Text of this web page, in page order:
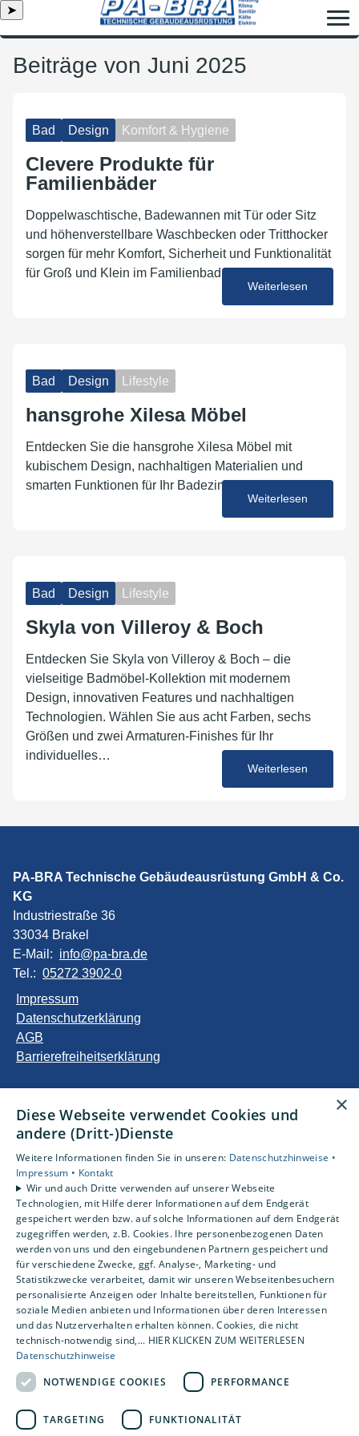
➤
Beiträge von Juni 2025
Bad Design Komfort & Hygiene
Clevere Produkte für
Familienbäder
Doppelwaschtische, Badewannen mit Tür oder Sitz
und höhenverstellbare Waschbecken oder Tritthocker
sorgen für mehr Komfort, Sicherheit und Funktionalität
für Groß und Klein im Familienbad.
Weiterlesen
Bad Design Lifestyle
hansgrohe Xilesa Möbel
Entdecken Sie die hansgrohe Xilesa Möbel mit
kubischem Design, nachhaltigen Materialien und
smarten Funktionen für Ihr Badezimme
Weiterlesen
Bad Design Lifestyle
Skyla von Villeroy & Boch
Entdecken Sie Skyla von Villeroy & Boch – die
vielseitige Badmöbel-Kollektion mit modernem
Design, innovativen Features und nachhaltigen
Technologien. Wählen Sie aus acht Farben, sechs
Größen und zwei Armaturen-Finishes für Ihr
individuelles…
Weiterlesen
PA-BRA Technische Gebäudeausrüstung GmbH & Co.
KG
Industriestraße 36
33034 Brakel
E-Mail: info@pa-bra.de
Tel.: 05272 3902-0
Impressum
Datenschutzerklärung
AGB
Barrierefreiheitserklärung
Privatkunden
Gewerbekunden
Karriere
Unternehmen
Kontakt
Um externe HTML-Inhalte anzuzeigen, benötigen wir
Ihre Einwilligung.
Weitere Informationen finden Sie in unserer
Datenschutzerklärung.
Cookie-Einstellungen öffnen
×
Diese Webseite verwendet Cookies und
andere (Dritt-)Dienste
Weitere Informationen finden Sie in unseren: Datenschutzhinweise •
Impressum • Kontakt
Wir und auch Dritte verwenden auf unserer Webseite
Technologien, mit Hilfe derer Informationen auf dem Endgerät
gespeichert werden bzw. auf solche Informationen auf dem Endgerät
zugegriffen werden, z.B. Cookies. Ihre personenbezogenen Daten
werden von uns und den eingebundenen Partnern gespeichert und
für verschiedene Zwecke, ggf. Analyse-, Marketing- und
Statistikzwecke verarbeitet, damit wir unseren Webseitenbesuchern
personalisierte Anzeigen oder Inhalte bereitstellen, Funktionen für
soziale Medien anbieten und Informationen über deren Interessen
und das Nutzerverhalten erhalten können. Cookies, die nicht
technisch-notwendig sind,... HIER KLICKEN ZUM WEITERLESEN
Datenschutzhinweise
NOTWENDIGE COOKIES
PERFORMANCE
TARGETING FUNKTIONALITÄT